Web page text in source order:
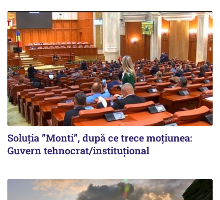
Soluția ”Monti”, după ce trece moțiunea:
Guvern tehnocrat/instituțional